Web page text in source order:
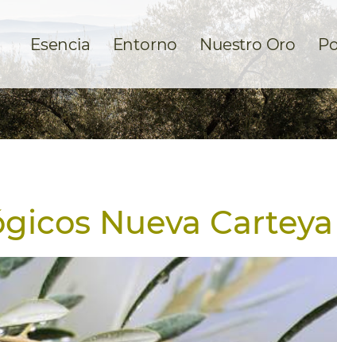
Esencia Entorno Nuestro Oro
Nueva Carteya